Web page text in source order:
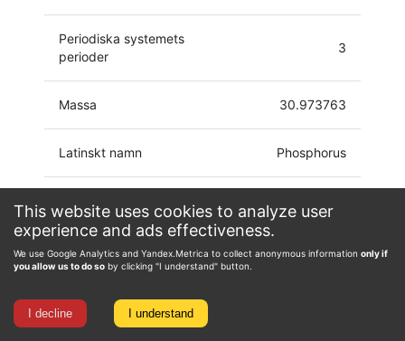
This website uses cookies to analyze user
experience and ads effectiveness.
We use Google Analytics and Yandex.Metrica to collect anonymous information only if
you allow us to do so by clicking "I understand" button.
I decline I understand
Periodiska systemets
perioder
3
Massa 30.973763
Latinskt namn Phosphorus
Oxidationstillstånd
-3, -2, -1, 0, 1, 2, 3,